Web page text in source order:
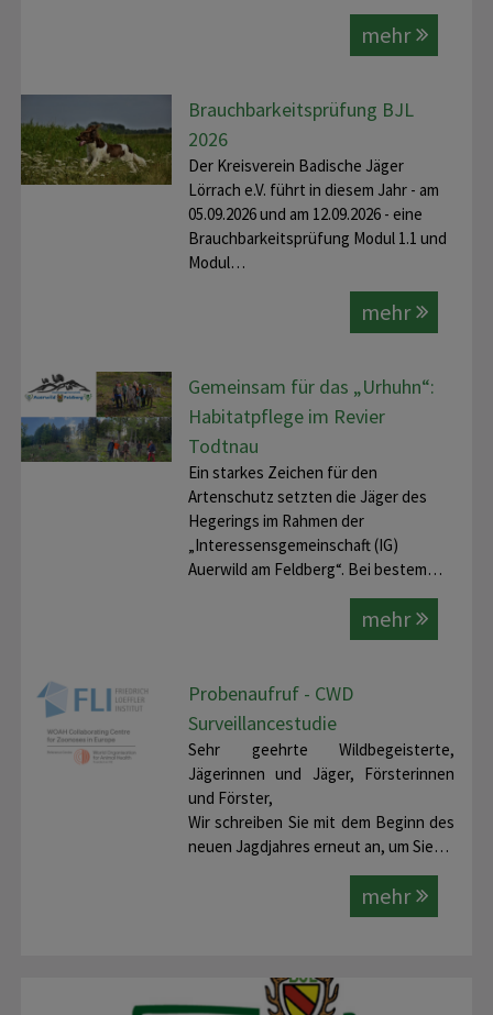
mehr
Brauchbarkeitsprüfung BJL
2026
Der Kreisverein Badische Jäger
Lörrach e.V. führt in diesem Jahr - am
05.09.2026 und am 12.09.2026 - eine
Brauchbarkeitsprüfung Modul 1.1 und
Modul…
mehr
Gemeinsam für das „Urhuhn“:
Habitatpflege im Revier
Todtnau
Ein starkes Zeichen für den
Artenschutz setzten die Jäger des
Hegerings im Rahmen der
„Interessensgemeinschaft (IG)
Auerwild am Feldberg“. Bei bestem…
mehr
Probenaufruf - CWD
Surveillancestudie
Sehr geehrte Wildbegeisterte,
Jägerinnen und Jäger, Försterinnen
und Förster,
Wir schreiben Sie mit dem Beginn des
neuen Jagdjahres erneut an, um Sie…
mehr